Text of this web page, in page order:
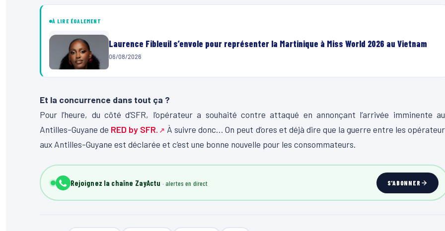
À LIRE ÉGALEMENT
Laurence Fibleuil s’envole pour représenter la Martinique à Miss World 2026 au Vietnam
06/08/2026
Et la concurrence dans tout ça ?
Pour l’heure, du côté d’SFR, l’opérateur a souhaité contre attaqué en annonçant l’arrivée imminente
Antilles-Guyane de RED by SFR.
À suivre donc… On peut d’ores et déjà dire que la guerre entre les
aux Antilles-Guyane est déclarée et c’est une bonne nouvelle pour les consommateurs.
Rejoignez la chaîne ZayActu S'ABONNER